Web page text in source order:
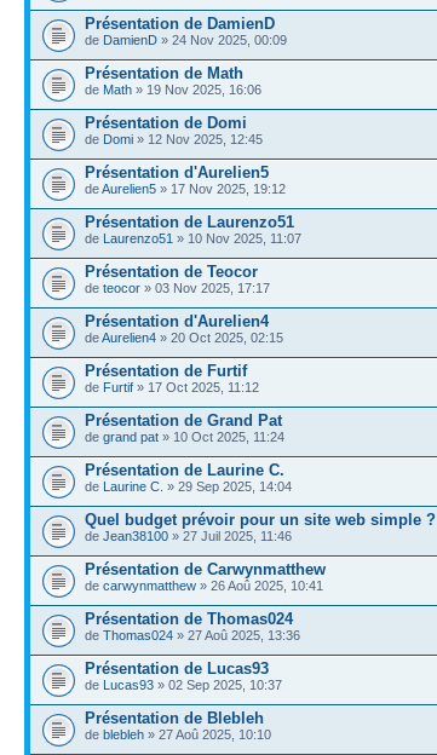
Présentation de DamienD
de DamienD » 24 Nov 2025, 00:09
Présentation de Math
de Math » 19 Nov 2025, 16:06
Présentation de Domi
de Domi » 12 Nov 2025, 12:45
Présentation d'Aurelien5
deAurelien5 » 17 Nov 2025, 19:12
Présentation de Laurenzo51
de Laurenzo51 » 10 Nov 2025, 11:07
Présentation de Teocor
de teocor » 03 Nov 2025, 17:17
Présentation d'Aurelien4
deAurelien4 » 20 Oct 2025, 02:15
Présentation de Furtif
de Furtif » 17 Oct 2025, 11:12
Présentation de Grand Pat
de grand pat » 10 Oct 2025, 11:24
Présentation de Laurine C.
de Laurine C. » 29 Sep 2025, 14:04
Quel budget prévoir pour un site web simple ?
de Jean38100 » 27 Juil 2025, 11:46
Présentation de Carwynmatthew
de carwynmatthew » 26 Aoû 2025, 10:41
Présentation de Thomas024
de Thomas024 » 27 Aoû 2025, 13:36
Présentation de Lucas93
de Lucas93 » 02 Sep 2025, 10:37
Présentation de Blebleh
de blebleh » 27 Aoû 2025, 10:10